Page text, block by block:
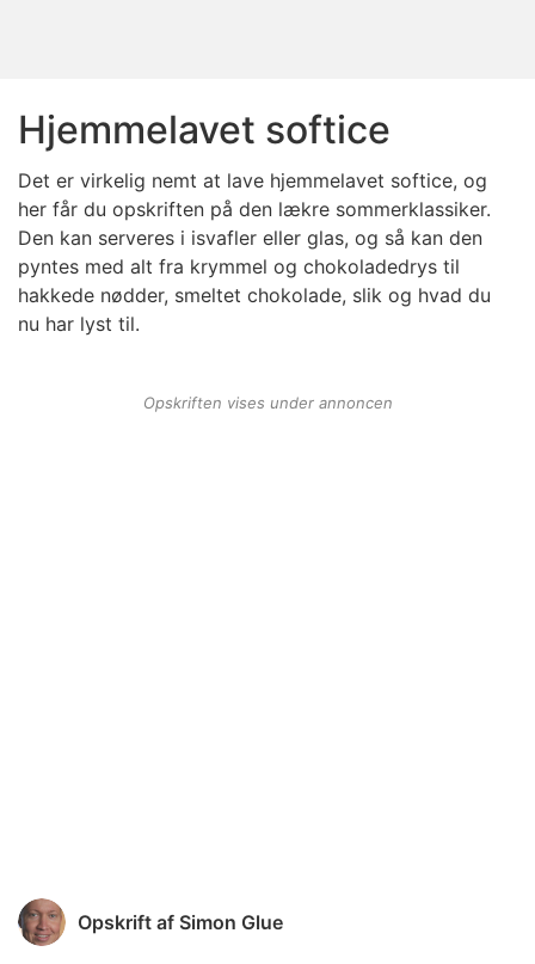
Hjemmelavet softice
Det er virkelig nemt at lave hjemmelavet softice, og
her får du opskriften på den lækre sommerklassiker.
Den kan serveres i isvafler eller glas, og så kan den
pyntes med alt fra krymmel og chokoladedrys til
hakkede nødder, smeltet chokolade, slik og hvad du
nu har lyst til.
Opskriften vises under annoncen
Opskrift af Simon Glue